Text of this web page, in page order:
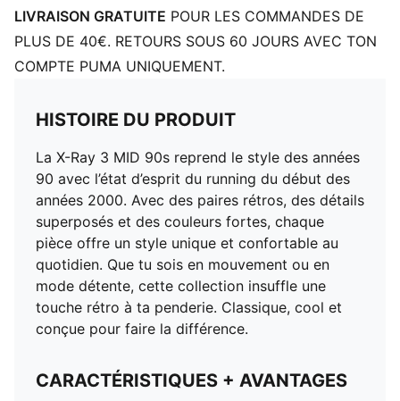
LIVRAISON GRATUITE POUR LES COMMANDES DE
PLUS DE 40€. RETOURS SOUS 60 JOURS AVEC TON
COMPTE PUMA UNIQUEMENT.
HISTOIRE DU PRODUIT
La X-Ray 3 MID 90s reprend le style des années
90 avec l’état d’esprit du running du début des
années 2000. Avec des paires rétros, des détails
superposés et des couleurs fortes, chaque
pièce offre un style unique et confortable au
quotidien. Que tu sois en mouvement ou en
mode détente, cette collection insuffle une
touche rétro à ta penderie. Classique, cool et
conçue pour faire la différence.
CARACTÉRISTIQUES + AVANTAGES